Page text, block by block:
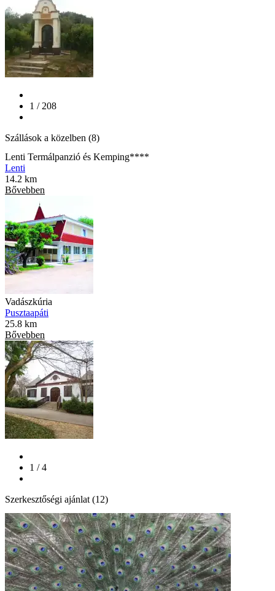
1 / 208
Szállások a közelben (8)
Lenti Termálpanzió és Kemping****
Lenti
14.2 km
Bővebben
Vadászkúria
Pusztaapáti
25.8 km
Bővebben
1 / 4
Szerkesztőségi ajánlat (12)